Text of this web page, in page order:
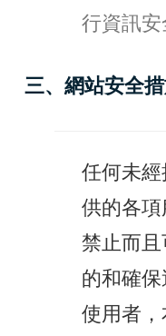
行資訊安
三、網站安全
任何未
供的各
禁止而
的和確
使用者